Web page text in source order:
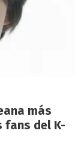
más
fans del K-